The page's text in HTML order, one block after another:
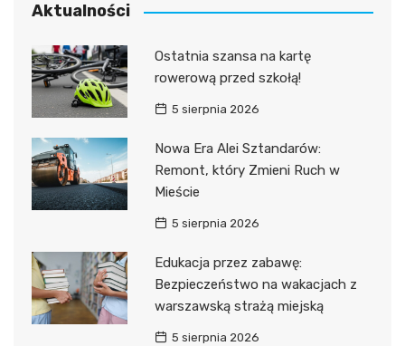
Aktualności
Ostatnia szansa na kartę
rowerową przed szkołą!
5 sierpnia 2026
Nowa Era Alei Sztandarów:
Remont, który Zmieni Ruch w
Mieście
5 sierpnia 2026
Edukacja przez zabawę:
Bezpieczeństwo na wakacjach z
warszawską strażą miejską
5 sierpnia 2026